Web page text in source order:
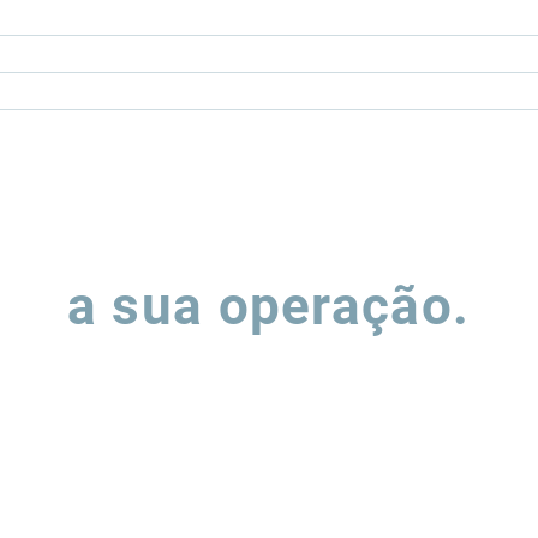
a sua operação.